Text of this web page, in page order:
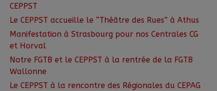
CEPPST
Le CEPPST accueille le “Théâtre des Rues” à Athus
Manifestation à Strasbourg pour nos Centrales CG
et Horval
Notre FGTB et le CEPPST à la rentrée de la FGTB
Wallonne
Le CEPPST à la rencontre des Régionales du CEPAG